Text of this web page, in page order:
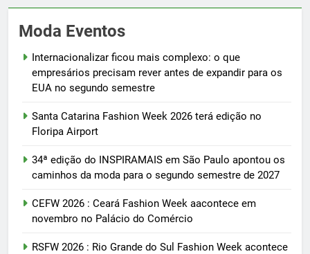
Moda Eventos
Internacionalizar ficou mais complexo: o que
empresários precisam rever antes de expandir para os
EUA no segundo semestre
Santa Catarina Fashion Week 2026 terá edição no
Floripa Airport
34ª edição do INSPIRAMAIS em São Paulo apontou os
caminhos da moda para o segundo semestre de 2027
CEFW 2026 : Ceará Fashion Week aacontece em
novembro no Palácio do Comércio
RSFW 2026 : Rio Grande do Sul Fashion Week acontece